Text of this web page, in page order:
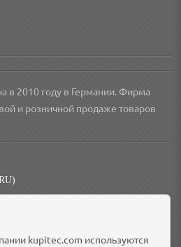
в 2010 году в Германии. Фирма
и розничной продаже товаров
kupitec.com используются